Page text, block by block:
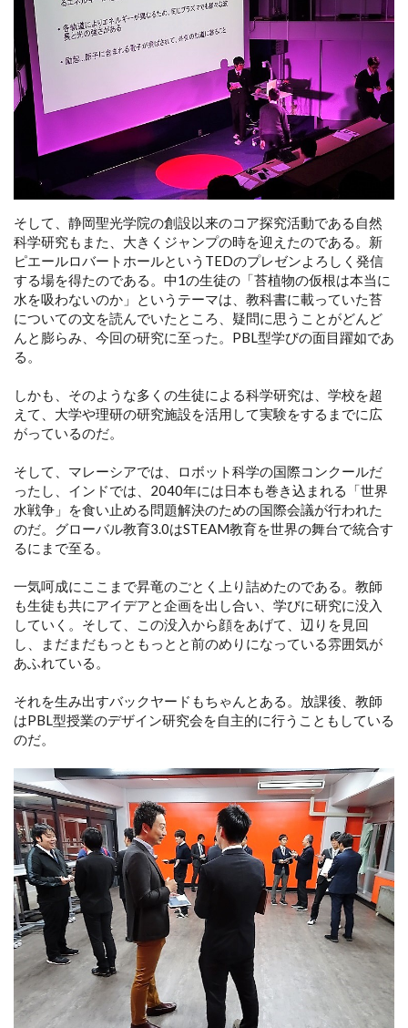
そして、静岡聖光学院の創設以来のコア探究活動である自然
科学研究もまた、大きくジャンプの時を迎えたのである。新
ピエールロバートホールというTEDのプレゼンよろしく発信
する場を得たのである。中1の生徒の「苔植物の仮根は本当に
水を吸わないのか」というテーマは、教科書に載っていた苔
についての文を読んでいたところ、疑問に思うことがどんど
んと膨らみ、今回の研究に至った。PBL型学びの面目躍如であ
る。
しかも、そのような多くの生徒による科学研究は、学校を超
えて、大学や理研の研究施設を活用して実験をするまでに広
がっているのだ。
そして、マレーシアでは、ロボット科学の国際コンクールだ
ったし、インドでは、2040年には日本も巻き込まれる「世界
水戦争」を食い止める問題解決のための国際会議が行われた
のだ。グローバル教育3.0はSTEAM教育を世界の舞台で統合す
るにまで至る。
一気呵成にここまで昇竜のごとく上り詰めたのである。教師
も生徒も共にアイデアと企画を出し合い、学びに研究に没入
していく。そして、この没入から顔をあげて、辺りを見回
し、まだまだもっともっとと前のめりになっている雰囲気が
あふれている。
それを生み出すバックヤードもちゃんとある。放課後、教師
はPBL型授業のデザイン研究会を自主的に行うこともしている
のだ。